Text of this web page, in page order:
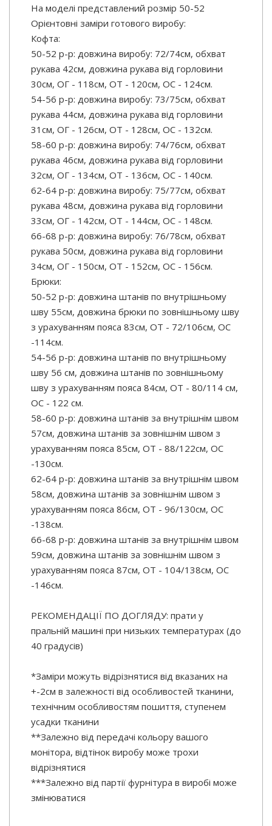
На моделі представлений розмір 50-52
Орієнтовні заміри готового виробу:
Кофта:
50-52 р-р: довжина виробу: 72/74см, обхват
рукава 42см, довжина рукава від горловини
30см, ОГ - 118см, ОТ - 120см, OC - 124см.
54-56 р-р: довжина виробу: 73/75см, обхват
рукава 44см, довжина рукава від горловини
31см, ОГ - 126см, ОТ - 128см, OC - 132см.
58-60 р-р: довжина виробу: 74/76см, обхват
рукава 46см, довжина рукава від горловини
32см, ОГ - 134см, ОТ - 136см, ОС - 140см.
62-64 р-р: довжина виробу: 75/77см, обхват
рукава 48см, довжина рукава від горловини
33см, ОГ - 142см, ОТ - 144см, ОС - 148см.
66-68 р-р: довжина виробу: 76/78см, обхват
рукава 50см, довжина рукава від горловини
34см, ОГ - 150см, ОТ - 152см, ОС - 156см.
Брюки:
50-52 р-р: довжина штанів по внутрішньому
шву 55см, довжина брюки по зовнішньому шву
з урахуванням пояса 83см, ОТ - 72/106см, OC
-114см.
54-56 р-р: довжина штанів по внутрішньому
шву 56 см, довжина штанів по зовнішньому
шву з урахуванням пояса 84см, ОТ - 80/114 см,
ОС - 122 см.
58-60 р-р: довжина штанів за внутрішнім швом
57см, довжина штанів за зовнішнім швом з
урахуванням пояса 85см, ОТ - 88/122см, ОС
-130см.
62-64 р-р: довжина штанів за внутрішнім швом
58см, довжина штанів за зовнішнім швом з
урахуванням пояса 86см, ОТ - 96/130см, ОС
-138см.
66-68 р-р: довжина штанів за внутрішнім швом
59см, довжина штанів за зовнішнім швом з
урахуванням пояса 87см, ОТ - 104/138см, ОС
-146см.
РЕКОМЕНДАЦІЇ ПО ДОГЛЯДУ: прати у
пральній машині при низьких температурах (до
40 градусів)
*Заміри можуть відрізнятися від вказаних на
+-2см в залежності від особливостей тканини,
технічним особливостям пошиття, ступенем
усадки тканини
**Залежно від передачі кольору вашого
монітора, відтінок виробу може трохи
відрізнятися
***Залежно від партії фурнітура в виробі може
змінюватися